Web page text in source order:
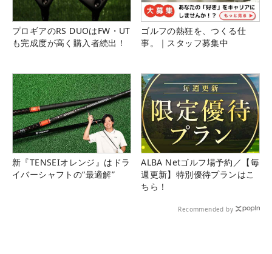
プロギアのRS DUOはFW・UT
も完成度が高く購入者続出！
ゴルフの熱狂を、つくる仕
事。｜スタッフ募集中
新『TENSEIオレンジ』はドラ
イバーシャフトの“最適解”
ALBA Netゴルフ場予約／【毎
週更新】特別優待プランはこ
ちら！
Recommended by